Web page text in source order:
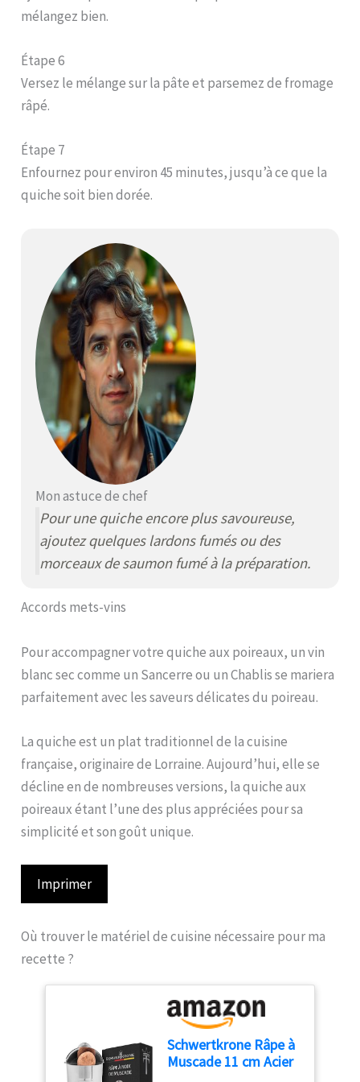
mélangez bien.
Étape 6
Versez le mélange sur la pâte et parsemez de fromage
râpé.
Étape 7
Enfournez pour environ 45 minutes, jusqu’à ce que la
quiche soit bien dorée.
Mon astuce de chef
Pour une quiche encore plus savoureuse,
ajoutez quelques lardons fumés ou des
morceaux de saumon fumé à la préparation.
Accords mets-vins
Pour accompagner votre quiche aux poireaux, un vin
blanc sec comme un Sancerre ou un Chablis se mariera
parfaitement avec les saveurs délicates du poireau.
La quiche est un plat traditionnel de la cuisine
française, originaire de Lorraine. Aujourd’hui, elle se
décline en de nombreuses versions, la quiche aux
poireaux étant l’une des plus appréciées pour sa
simplicité et son goût unique.
Imprimer
Où trouver le matériel de cuisine nécessaire pour ma
recette ?
Schwertkrone Râpe à
Muscade 11 cm Acier